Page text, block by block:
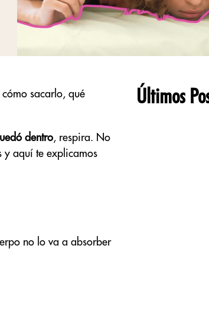
sacarlo, qué
dentro, respira. No
y aquí te explicamos
no lo va a absorber
Últimos